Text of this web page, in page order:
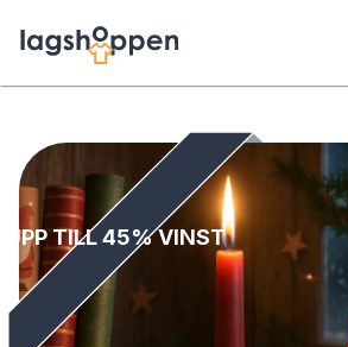
UPP TILL 45% VINST